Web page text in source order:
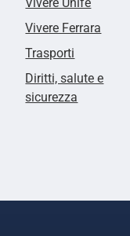
Vivere Ferrara
Trasporti
Diritti, salute e
sicurezza